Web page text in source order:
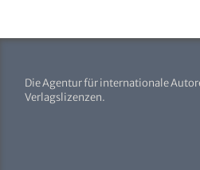
Die Agentur für internationale
Verlagslizenzen.